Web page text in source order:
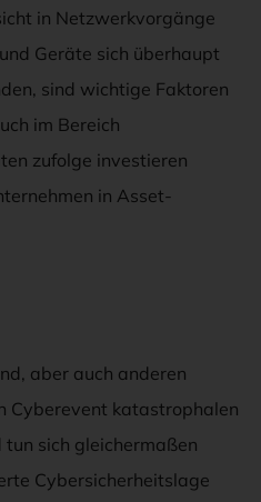
in Netzwerkvorgänge
Geräte sich überhaupt
sind wichtige Faktoren
im Bereich
zufolge investieren
in Asset-
aber auch anderen
Cyberevent katastrophalen
sich gleichermaßen
Cybersicherheitslage